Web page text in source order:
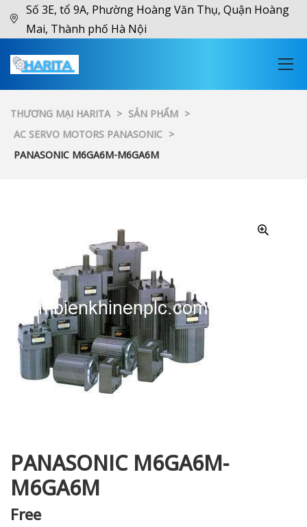
Số 3E, tổ 9A, Phường Hoàng Văn Thụ, Quận Hoàng
Mai, Thành phố Hà Nội
THƯƠNG MẠI HARITA > SẢN PHẨM >
AC SERVO MOTORS PANASONIC >
PANASONIC M6GA6M-M6GA6M
PANASONIC M6GA6M-
M6GA6M
Free